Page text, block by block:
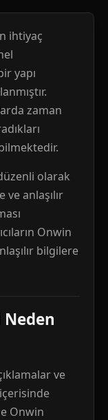
ihtiyaç
yapı
zaman
olarak
anlaşılır
Onwin
bilgilere
ve
Onwin